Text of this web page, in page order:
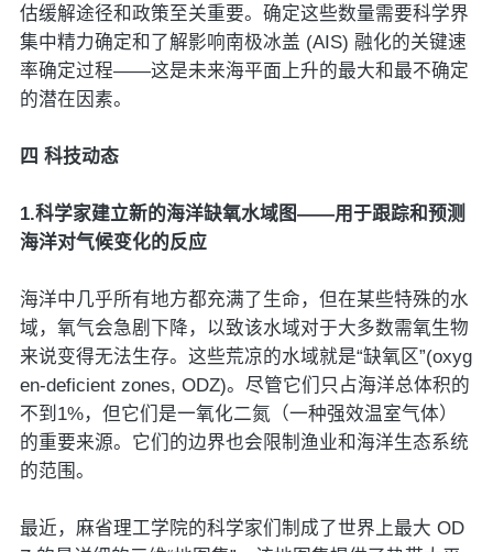
估缓解途径和政策至关重要。确定这些数量需要科学界
集中精力确定和了解影响南极冰盖 (AIS) 融化的关键速
率确定过程——这是未来海平面上升的最大和最不确定
的潜在因素。
四 科技动态
1.科学家建立新的海洋缺氧水域图——用于跟踪和预测
海洋对气候变化的反应
海洋中几乎所有地方都充满了生命，但在某些特殊的水
域，氧气会急剧下降，以致该水域对于大多数需氧生物
来说变得无法生存。这些荒凉的水域就是“缺氧区”(oxyg
en-deficient zones, ODZ)。尽管它们只占海洋总体积的
不到1%，但它们是一氧化二氮（一种强效温室气体）
的重要来源。它们的边界也会限制渔业和海洋生态系统
的范围。
最近，麻省理工学院的科学家们制成了世界上最大 OD